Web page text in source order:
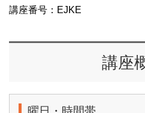
講座番号：EJKE
講座